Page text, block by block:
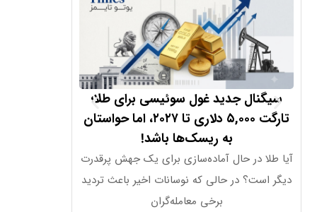
سیگنال جدید غول سوئیسی برای طلا؛
تارگت ۵,۰۰۰ دلاری تا ۲۰۲۷، اما حواستان
به ریسک‌ها باشد!
آیا طلا در حال آماده‌سازی برای یک جهش پرقدرت
دیگر است؟ در حالی که نوسانات اخیر باعث تردید
برخی معامله‌گران